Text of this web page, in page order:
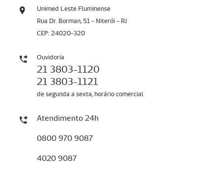
Unimed Leste Fluminense
Rua Dr. Borman, 51 - Niterói - RJ
CEP: 24020-320
Ouvidoria
21 3803-1120
21 3803-1121
de segunda a sexta, horário comercial
Atendimento 24h
0800 970 9087
4020 9087